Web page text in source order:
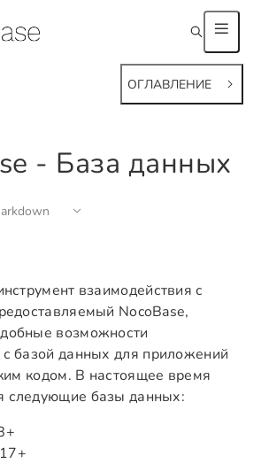
ОГЛАВЛЕНИЕ
- База данных
взаимодействия с
NocoBase,
возможности
базой данных для приложений
кодом. В настоящее время
следующие базы данных: